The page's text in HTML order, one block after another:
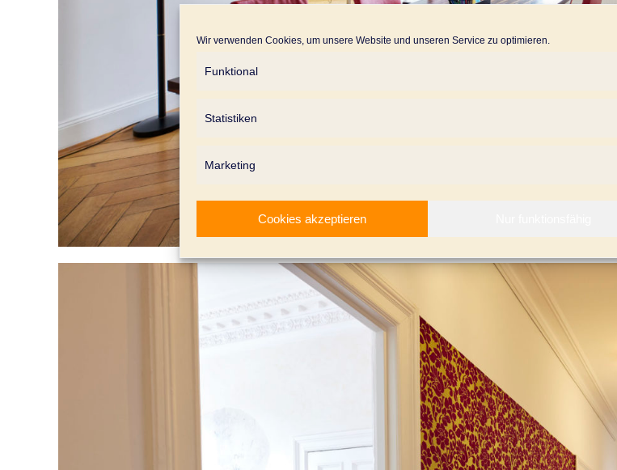
Wir verwenden Cookies, um unsere Website und unseren Service zu optimieren.
Funktional
Statistiken
Marketing
Cookies akzeptieren